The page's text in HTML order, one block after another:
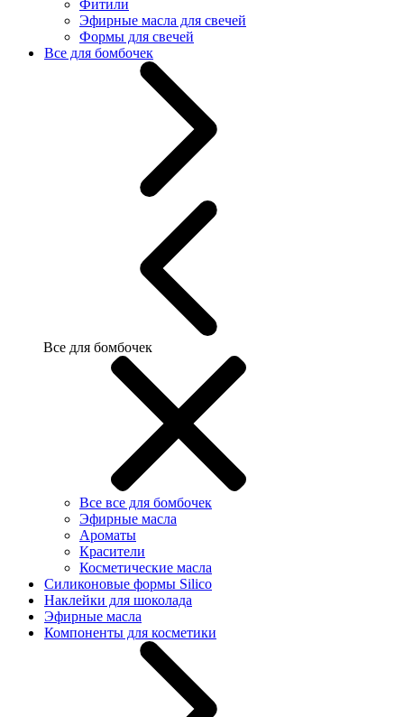
Фитили
Эфирные масла для свечей
Формы для свечей
Все для бомбочек
Все для бомбочек
Все все для бомбочек
Эфирные масла
Ароматы
Красители
Косметические масла
Силиконовые формы Silico
Наклейки для шоколада
Эфирные масла
Компоненты для косметики